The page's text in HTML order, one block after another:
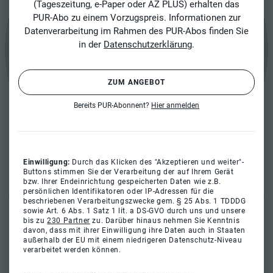
(Tageszeitung, e-Paper oder AZ PLUS) erhalten das
PUR-Abo zu einem Vorzugspreis. Informationen zur
Datenverarbeitung im Rahmen des PUR-Abos finden Sie
in der Datenschutzerklärung.
ZUM ANGEBOT
Bereits PUR-Abonnent? Hier anmelden
Einwilligung: Durch das Klicken des "Akzeptieren und weiter"-
Buttons stimmen Sie der Verarbeitung der auf Ihrem Gerät
bzw. Ihrer Endeinrichtung gespeicherten Daten wie z.B.
persönlichen Identifikatoren oder IP-Adressen für die
beschriebenen Verarbeitungszwecke gem. § 25 Abs. 1 TDDDG
sowie Art. 6 Abs. 1 Satz 1 lit. a DS-GVO durch uns und unsere
bis zu230 Partner zu. Darüber hinaus nehmen Sie Kenntnis
davon, dass mit ihrer Einwilligung ihre Daten auch in Staaten
außerhalb der EU mit einem niedrigeren Datenschutz-Niveau
verarbeitet werden können.